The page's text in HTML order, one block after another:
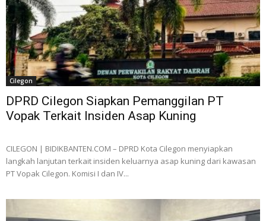
Cilegon
DPRD Cilegon Siapkan Pemanggilan PT
Vopak Terkait Insiden Asap Kuning
CILEGON | BIDIKBANTEN.COM – DPRD Kota Cilegon menyiapkan
langkah lanjutan terkait insiden keluarnya asap kuning dari kawasan
PT Vopak Cilegon. Komisi I dan IV...